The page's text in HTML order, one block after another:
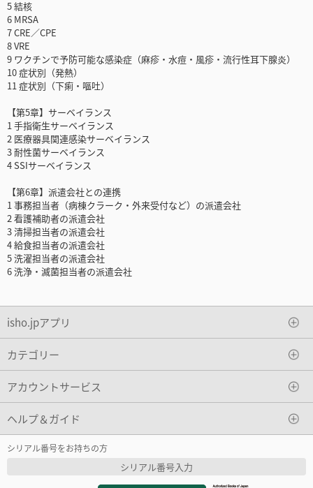
5 結核
6 MRSA
7 CRE／CPE
8 VRE
9 ワクチンで予防可能な感染症（麻疹・水痘・風疹・流行性耳下腺炎）
10 症状別（発熱）
11 症状別（下痢・嘔吐）
【第5章】サーベイランス
1 手指衛生サーベイランス
2 医療器具関連感染サーベイランス
3 耐性菌サーベイランス
4 SSIサーベイランス
【第6章】派遣会社との連携
1 事務担当者（病棟クラーク・外来受付など）の派遣会社
2 看護補助者の派遣会社
3 清掃担当者の派遣会社
4 給食担当者の派遣会社
5 洗濯担当者の派遣会社
6 洗浄・滅菌担当者の派遣会社
isho.jpアプリ
カテゴリー
アカウントサービス
ヘルプ＆ガイド
シリアル番号をお持ちの方
シリアル番号入力